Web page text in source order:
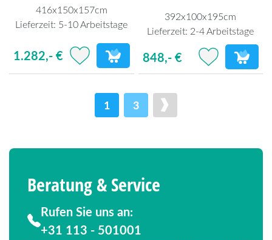
Beratung & Service
Rufen Sie uns an:
+31 113 - 501001
416x150x157cm
Lieferzeit: 5-10 Arbeitstage
1.282,- €
392x100x195cm
Lieferzeit: 2-4 Arbeitstage
848,- €
1 3